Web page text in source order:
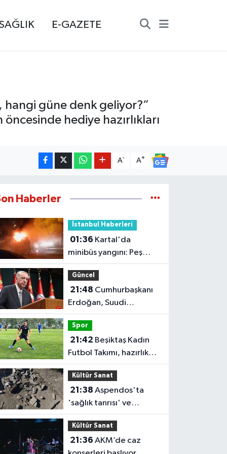
E-GAZETE
hangi güne denk geliyor?”
hediye hazırlıkları
A- A+
Haberler
İstanbul Haberleri
01:36
minibüs yangını: Peş
peşe patlamalar paniğe
neden oldu
Güncel
21:48
Erdoğan, Suudi
Arabistan'ı ziyaret
edecek
Spor
21:42
Futbol Takımı, hazırlık
maçında FOMGET'i 3-1
mağlup etti
Kültür Sanat
21:38
'sağlık tanrısı' ve
oğlunun heykeli bulundu
Kültür Sanat
21:36